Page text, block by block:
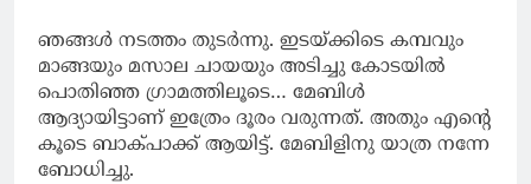
ഞങ്ങൾ നടത്തം തുടർന്നു. ഇടയ്ക്കിടെ കമ്പവും
മാങ്ങയും മസാല ചായയും അടിച്ചു കോടയിൽ
പൊതിഞ്ഞ ഗ്രാമത്തിലൂടെ… മേബിൾ
ആദ്യായിട്ടാണ് ഇത്രേം ദൂരം വരുന്നത്. അതും എന്റെ
കൂടെ ബാക്പാക്ക് ആയിട്ട്. മേബിളിനു യാത്ര നന്നേ
ബോധിച്ചു.